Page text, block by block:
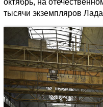
тысячи экземпляров